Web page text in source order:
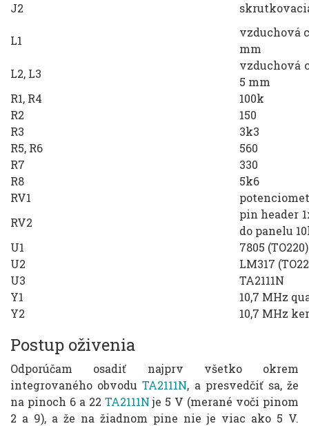
J2
L1
vzduchová
mm
L2, L3
vzduchová
5 mm
R1, R4
100k
R2
150
R3
3k3
R5, R6
560
R7
330
R8
5k6
RV1
RV2
pin header
do panelu
U1
7805 (TO220)
U2
LM317
U3
TA2111N
Y1
10,7 MHz
Y2
10,7 MHz
Postup oživenia
Odporúčam osadiť najprv všetko okrem
integrovaného obvoduTA2111N, a presvedčiť sa, že
na pinoch 6 a 22 TA2111Nje 5 V (merané voči pinom
2 a 9), a že na žiadnom pine nie je viac ako 5 V.